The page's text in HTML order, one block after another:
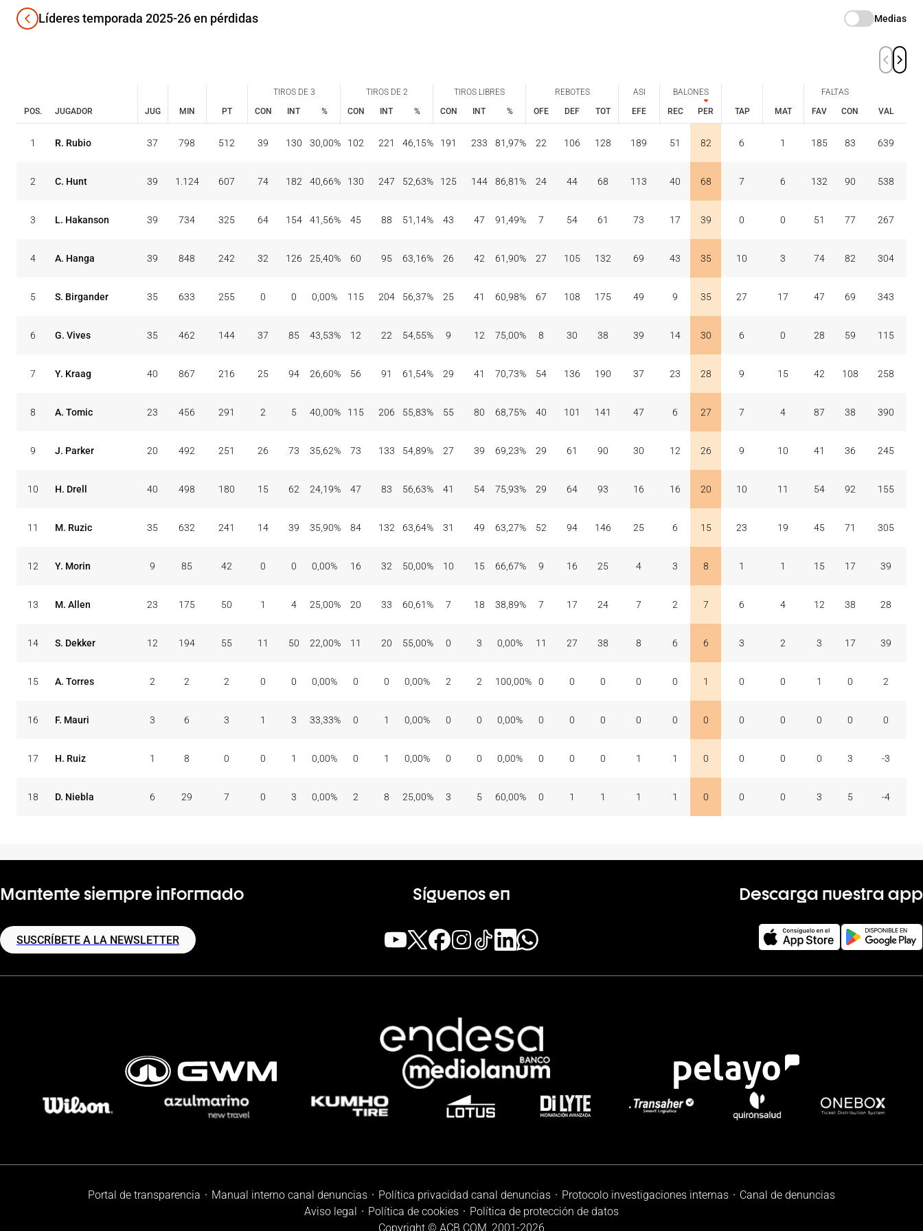
Líderes temporada 2025-26 en pérdidas Medias
POS. JUGADOR JUG MIN PT
TIROS DE 3 TIROS DE 2 TIROS LIBRES REBOTES ASI
BALONES
TAP
MAT
FALTAS
VAL
CON INT % CON INT % CON INT % OFE DEF TOT EFE REC PER FAV CON
1 R. Rubio 37 798 512 39 130 30,00% 102 221 46,15% 191 233 81,97% 22 106 128 189 51 82 6 1 185 83 639
2 C. Hunt 39 1.124 607 74 182 40,66% 130 247 52,63% 125 144 86,81% 24 44 68 113 40 68 7 6 132 90 538
3 L. Hakanson 39 734 325 64 154 41,56% 45 88 51,14% 43 47 91,49% 7 54 61 73 17 39 0 0 51 77 267
4 A. Hanga 39 848 242 32 126 25,40% 60 95 63,16% 26 42 61,90% 27 105 132 69 43 35 10 3 74 82 304
5 S. Birgander 35 633 255 0 0 0,00% 115 204 56,37% 25 41 60,98% 67 108 175 49 9 35 27 17 47 69 343
6 G. Vives 35 462 144 37 85 43,53% 12 22 54,55% 9 12 75,00% 8 30 38 39 14 30 6 0 28 59 115
7 Y. Kraag 40 867 216 25 94 26,60% 56 91 61,54% 29 41 70,73% 54 136 190 37 23 28 9 15 42 108 258
8 A. Tomic 23 456 291 2 5 40,00% 115 206 55,83% 55 80 68,75% 40 101 141 47 6 27 7 4 87 38 390
9 J. Parker 20 492 251 26 73 35,62% 73 133 54,89% 27 39 69,23% 29 61 90 30 12 26 9 10 41 36 245
10 H. Drell 40 498 180 15 62 24,19% 47 83 56,63% 41 54 75,93% 29 64 93 16 16 20 10 11 54 92 155
11 M. Ruzic 35 632 241 14 39 35,90% 84 132 63,64% 31 49 63,27% 52 94 146 25 6 15 23 19 45 71 305
12 Y. Morin 9 85 42 0 0 0,00% 16 32 50,00% 10 15 66,67% 9 16 25 4 3 8 1 1 15 17 39
13 M. Allen 23 175 50 1 4 25,00% 20 33 60,61% 7 18 38,89% 7 17 24 7 2 7 6 4 12 38 28
14 S. Dekker 12 194 55 11 50 22,00% 11 20 55,00% 0 3 0,00% 11 27 38 8 6 6 3 2 3 17 39
15 A. Torres 2 2 2 0 0 0,00% 0 0 0,00% 2 2 100,00% 0 0 0 0 0 1 0 0 1 0 2
16 F. Mauri 3 6 3 1 3 33,33% 0 1 0,00% 0 0 0,00% 0 0 0 0 0 0 0 0 0 0 0
17 H. Ruiz 1 8 0 0 1 0,00% 0 1 0,00% 0 0 0,00% 0 0 0 1 1 0 0 0 0 3 -3
18 D. Niebla 6 29 7 0 3 0,00% 2 8 25,00% 3 5 60,00% 0 1 1 1 1 0 0 0 3 5 -4
Mantente siempre informado
SUSCRÍBETE A LA NEWSLETTER
Síguenos en Descarga nuestra app
Portal de transparencia Manual interno canal denuncias Política privacidad canal denuncias Protocolo investigaciones internas
Canal de denuncias
Aviso legal
Política de cookies
Política de protección de datos
Copyright © ACB.COM, 2001-2026